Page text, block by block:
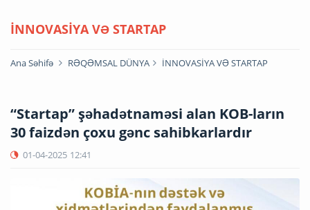
İNNOVASİYA VƏ STARTAP
Ana Səhifə RƏQƏMSAL DÜNYA İNNOVASİYA VƏ STARTAP
“Startap” şəhadətnaməsi alan KOB-ların
30 faizdən çoxu gənc sahibkarlardır
01-04-2025 12:41